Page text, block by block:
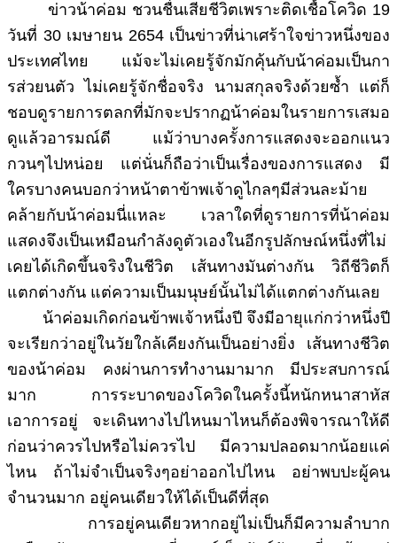
ข่าวน้าค่อม ชวนชื่นเสียชีวิตเพราะติดเชื้อโควิด 19
วันที่ 30 เมษายน 2654 เป็นข่าวที่น่าเศร้าใจข่าวหนึ่งของ
ประเทศไทย แม้จะไม่เคยรู้จักมักคุ้นกับน้าค่อมเป็นกา
รส่วยนตัว ไม่เคยรู้จักชื่อจริง นามสกุลจริงด้วยซ้ำ แต่ก็
ชอบดูรายการตลกที่มักจะปรากฏน้าค่อมในรายการเสมอ
ดูแล้วอารมณ์ดี แม้ว่าบางครั้งการแสดงจะออกแนว
กวนๆไปหน่อย แต่นั่นก็ถือว่าเป็นเรื่องของการแสดง มี
ใครบางคนบอกว่าหน้าตาข้าพเจ้าดูไกลๆมีส่วนละม้าย
คล้ายกับน้าค่อมนี่แหละ เวลาใดที่ดูรายการที่น้าค่อม
แสดงจึงเป็นเหมือนกำลังดูตัวเองในอีกรูปลักษณ์หนึ่งที่ไม่
เคยได้เกิดขึ้นจริงในชีวิต เส้นทางมันต่างกัน วิถีชีวิตก็
แตกต่างกัน แต่ความเป็นมนุษย์นั้นไม่ได้แตกต่างกันเลย
น้าค่อมเกิดก่อนข้าพเจ้าหนึ่งปี จึงมีอายุแก่กว่าหนึ่งปี
จะเรียกว่าอยู่ในวัยใกล้เคียงกันเป็นอย่างยิ่ง เส้นทางชีวิต
ของน้าค่อม คงผ่านการทำงานมามาก มีประสบการณ์
มาก การระบาดของโควิดในครั้งนี้หนักหนาสาหัส
เอาการอยู่ จะเดินทางไปไหนมาไหนก็ต้องพิจารณาให้ดี
ก่อนว่าควรไปหรือไม่ควรไป มีความปลอดมากน้อยแค่
ไหน ถ้าไม่จำเป็นจริงๆอย่าออกไปไหน อย่าพบปะผู้คน
จำนวนมาก อยู่คนเดียวให้ได้เป็นดีที่สุด
การอยู่คนเดียวหากอยู่ไม่เป็นก็มีความลำบาก